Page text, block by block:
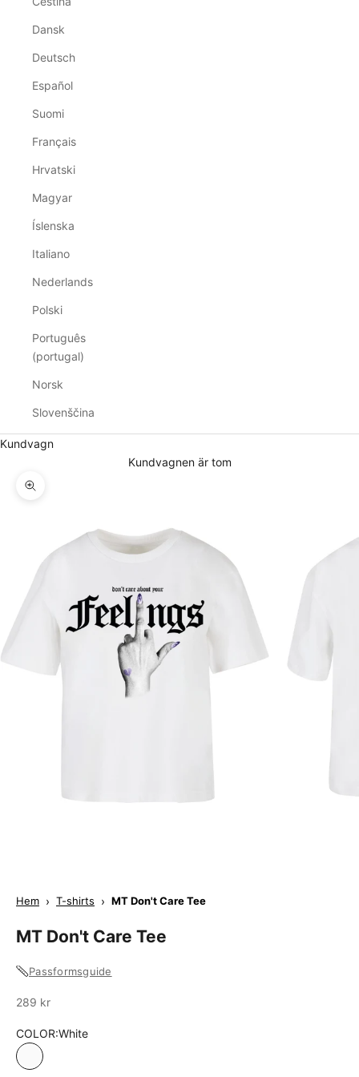
Dansk
Deutsch
Español
Suomi
Français
Hrvatski
Magyar
Íslenska
Italiano
Nederlands
Polski
Português
(portugal)
Norsk
Slovenščina
Kundvagn
Kundvagnen är tom
Zooma
Hem › T-shirts › MT Don't Care Tee
MT Don't Care Tee
Passformsguide
Sale
289 kr
COLOR:White
White